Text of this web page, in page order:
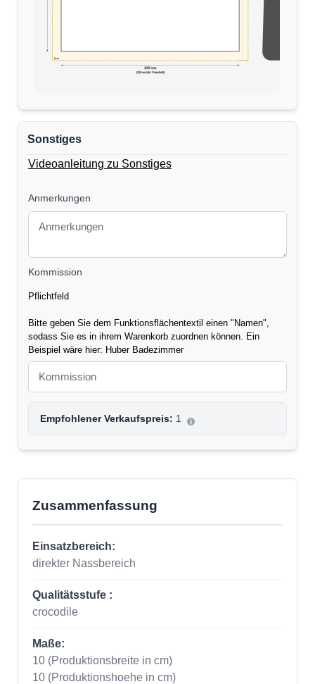
100 cm
(110 cm inkl. Verschnitt)
5cm
Sonstiges
Videoanleitung zu Sonstiges
Anmerkungen
Kommission
Pflichtfeld
Bitte geben Sie dem Funktionsflächentextil einen "Namen",
sodass Sie es in ihrem Warenkorb zuordnen können. Ein
Beispiel wäre hier: Huber Badezimmer
Empfohlener Verkaufspreis: 1
Zusammenfassung
Einsatzbereich:
direkter Nassbereich
Qualitätsstufe :
crocodile
Maße:
10 (Produktionsbreite in cm)
10 (Produktionshoehe in cm)